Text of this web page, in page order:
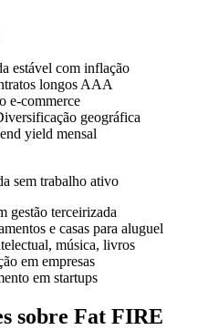
estável com inflação
longos AAA
e-commerce
geográfica
yield mensal
sem trabalho ativo
gestão terceirizada
e casas para aluguel
música, livros
em empresas
em startups
sobre Fat FIRE